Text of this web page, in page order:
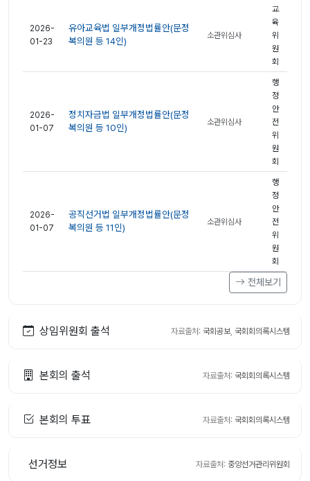
2026-
01-23
유아교육법 일부개정법률안(문정
복의원 등 14인)
소관위심사
교
육
위
원
회
2026-
01-07
정치자금법 일부개정법률안(문정
복의원 등 10인)
소관위심사
행
정
안
전
위
원
회
2026-
01-07
공직선거법 일부개정법률안(문정
복의원 등 11인)
소관위심사
행
정
안
전
위
원
회
전체보기
상임위원회 출석 자료출처: 국회공보, 국회회의록시스템
본회의 출석 자료출처: 국회회의록시스템
본회의 투표 자료출처: 국회회의록시스템
선거정보 자료출처: 중앙선거관리위원회